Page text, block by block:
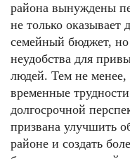
района вынуждены
не только оказывает
семейный бюджет, но
неудобства для
людей. Тем не менее,
временные
долгосрочной
призвана улучшить
районе и создать